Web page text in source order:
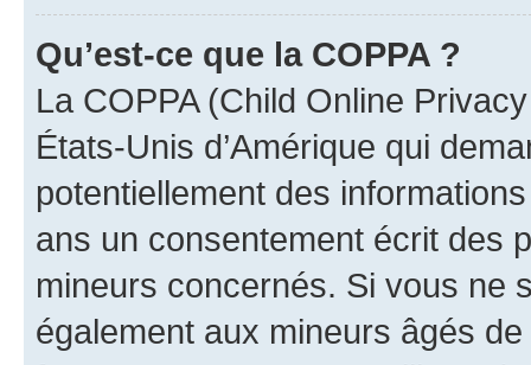
Qu’est-ce que la COPPA ?
La COPPA (Child Online
États-Unis d’Amérique qui
potentiellement des
ans un consentement écrit des
mineurs concernés. Si vous ne
également aux mineurs âgés